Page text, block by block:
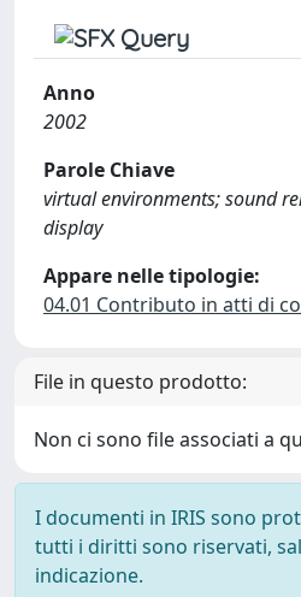
Anno
2002
Parole Chiave
virtual environments; sound
display
Appare nelle tipologie:
04.01 Contributo in atti di
File in questo prodotto:
Non ci sono file associati a
I documenti in IRIS sono
tutti i diritti sono riservati,
indicazione.